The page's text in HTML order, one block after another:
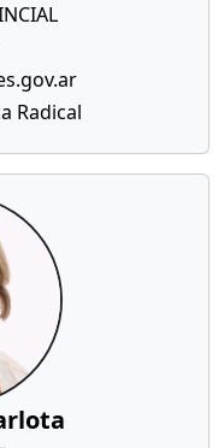
Radical